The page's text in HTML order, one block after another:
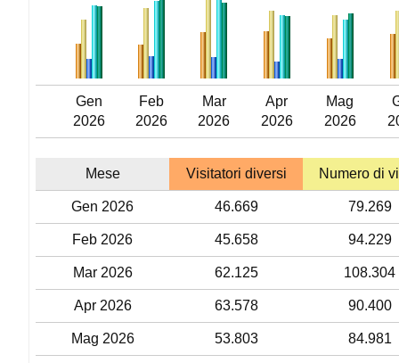
Gen
2026
Feb
2026
Mar
2026
Apr
2026
Mag
2026
Mese Visitatori diversi Numero di
Gen 2026 46.669 79.269
Feb 2026 45.658 94.229
Mar 2026 62.125 108.304
Apr 2026 63.578 90.400
Mag 2026 53.803 84.981